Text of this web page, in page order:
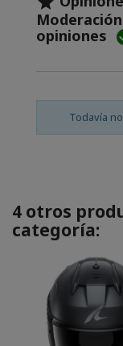
opiniones
Todavía
4 otros
categoría: